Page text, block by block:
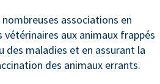
associations en
aux animaux frappés
des maladies et en assurant la
des animaux errants.